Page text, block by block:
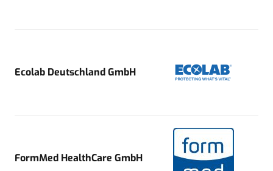
Ecolab Deutschland GmbH
FormMed HealthCare GmbH